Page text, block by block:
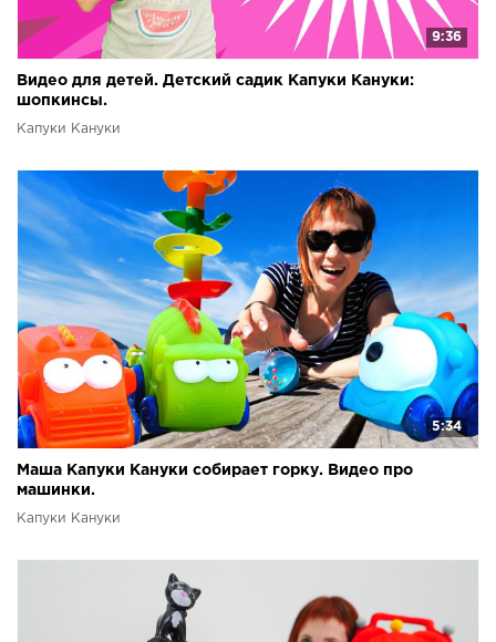
9:36
Видео для детей. Детский садик Капуки Кануки:
шопкинсы.
Капуки Кануки
5:34
Маша Капуки Кануки собирает горку. Видео про
машинки.
Капуки Кануки